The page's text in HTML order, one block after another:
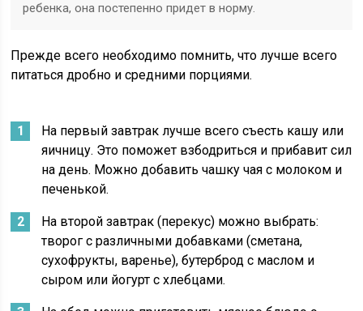
ребенка, она постепенно придет в норму.
Прежде всего необходимо помнить, что лучше всего
питаться дробно и средними порциями.
На первый завтрак лучше всего съесть кашу или
яичницу. Это поможет взбодриться и прибавит сил
на день. Можно добавить чашку чая с молоком и
печенькой.
На второй завтрак (перекус) можно выбрать:
творог с различными добавками (сметана,
сухофрукты, варенье), бутерброд с маслом и
сыром или йогурт с хлебцами.